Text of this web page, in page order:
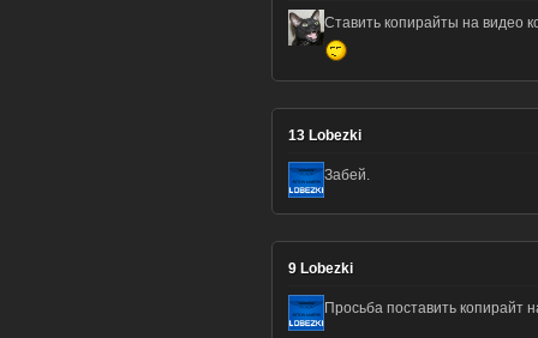
Ставить копирайты на видео
13 Lobezki
Забей.
9 Lobezki
Просьба поставить копирайт